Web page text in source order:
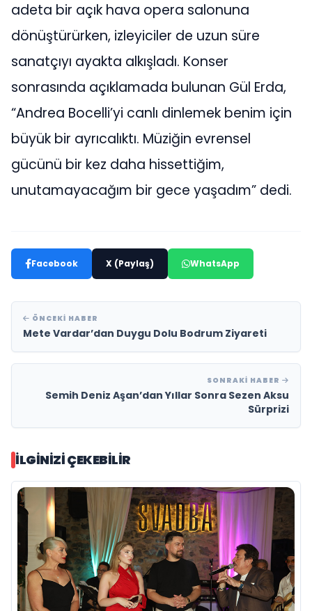
adeta bir açık hava opera salonuna
dönüştürürken, izleyiciler de uzun süre
sanatçıyı ayakta alkışladı. Konser
sonrasında açıklamada bulunan Gül Erda,
“Andrea Bocelli’yi canlı dinlemek benim için
büyük bir ayrıcalıktı. Müziğin evrensel
gücünü bir kez daha hissettiğim,
unutamayacağım bir gece yaşadım” dedi.
Facebook X (Paylaş) WhatsApp
ÖNCEKI HABER
Mete Vardar’dan Duygu Dolu Bodrum Ziyareti
SONRAKI HABER
Semih Deniz Aşan’dan Yıllar Sonra Sezen Aksu
Sürprizi
İLGINIZI ÇEKEBILIR